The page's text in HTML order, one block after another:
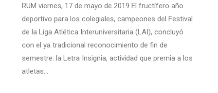
RUM viernes, 17 de mayo de 2019 El fructífero año
deportivo para los colegiales, campeones del Festival
de la Liga Atlética Interuniversitaria (LAI), concluyó
con el ya tradicional reconocimiento de fin de
semestre: la Letra Insignia, actividad que premia a los
atletas…